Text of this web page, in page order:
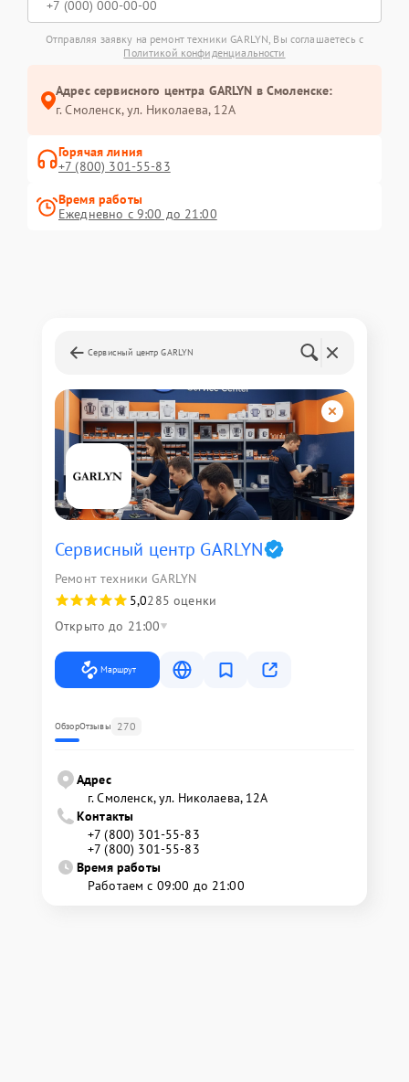
Отправляя заявку на ремонт техники GARLYN, Вы соглашаетесь с
Политикой конфиденциальности
Адрес сервисного центра GARLYN в Смоленске:
г. Смоленск, ул. Николаева, 12А
Горячая линия
+7 (800) 301-55-83
Время работы
Ежедневно с 9:00 до 21:00
Сервисный центр GARLYN
Сервисный центр GARLYN
Ремонт техники GARLYN
5,0285 оценки
Открыто до 21:00
Маршрут
ОбзорОтзывы 270
Адрес
г. Смоленск, ул. Николаева, 12А
Контакты
+7 (800) 301-55-83
+7 (800) 301-55-83
Время работы
Работаем с 09:00 до 21:00